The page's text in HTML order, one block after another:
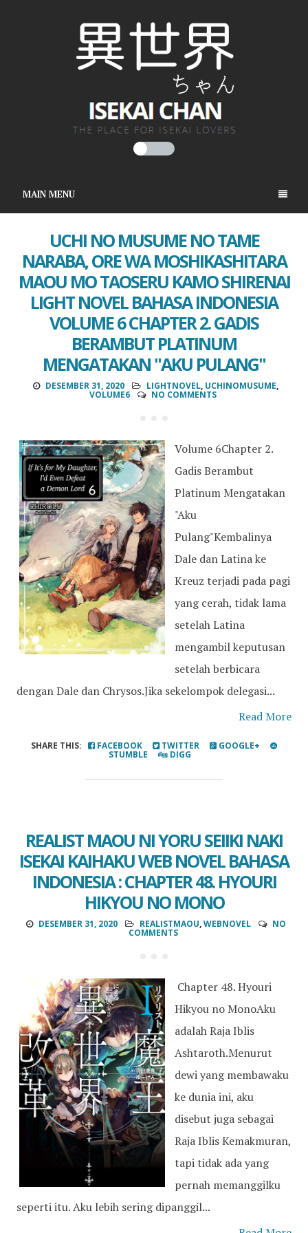
MAIN MENU
UCHI NO MUSUME NO TAME
NARABA, ORE WA MOSHIKASHITARA
MAOU MO TAOSERU KAMO SHIRENAI
LIGHT NOVEL BAHASA INDONESIA
VOLUME 6 CHAPTER 2. GADIS
BERAMBUT PLATINUM
MENGATAKAN "AKU PULANG"
DESEMBER 31, 2020 LIGHTNOVEL, UCHINOMUSUME,
VOLUME6 NO COMMENTS
Volume 6Chapter 2.
Gadis Berambut
Platinum Mengatakan
"Aku
Pulang"Kembalinya
Dale dan Latina ke
Kreuz terjadi pada pagi
yang cerah, tidak lama
setelah Latina
mengambil keputusan
setelah berbicara
dengan Dale dan Chrysos.Jika sekelompok delegasi...
Read More
SHARE THIS: FACEBOOK TWITTER GOOGLE+
STUMBLE DIGG
REALIST MAOU NI YORU SEIIKI NAKI
ISEKAI KAIHAKU WEB NOVEL BAHASA
INDONESIA : CHAPTER 48. HYOURI
HIKYOU NO MONO
DESEMBER 31, 2020 REALISTMAOU,WEBNOVEL NO
COMMENTS
Chapter 48. Hyouri
Hikyou no MonoAku
adalah Raja Iblis
Ashtaroth.Menurut
dewi yang membawaku
ke dunia ini, aku
disebut juga sebagai
Raja Iblis Kemakmuran,
tapi tidak ada yang
pernah memanggilku
seperti itu. Aku lebih sering dipanggil...